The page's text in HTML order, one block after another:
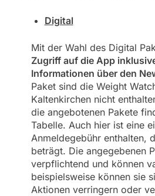
Digital
Mit der Wahl des Digital
Zugriff auf die App
Informationen über den
Paket sind die Weight
Kaltenkirchen nicht
die angebotenen Pakete
Tabelle. Auch hier ist eine
Anmeldegebühr enthalten,
beträgt. Die angegebenen
verpflichtend und können
beispielsweise können sie
Aktionen verringern oder